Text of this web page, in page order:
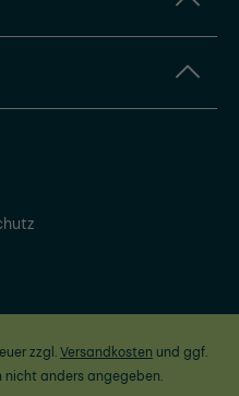
zzgl.Versandkosten und ggf.
nicht anders angegeben.